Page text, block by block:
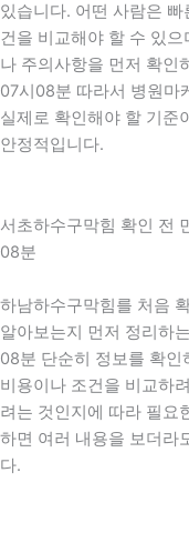
있습니다. 어떤 사람은
건을 비교해야 할 수 있
나 주의사항을 먼저 확인
07시08분 따라서 병원마
실제로 확인해야 할 기준
안정적입니다.
서초하수구막힘 확인 전
08분
하남하수구막힘를 처음
알아보는지 먼저 정리하
08분 단순히 정보를 확
비용이나 조건을 비교하
려는 것인지에 따라 필요
하면 여러 내용을 보더라
다.